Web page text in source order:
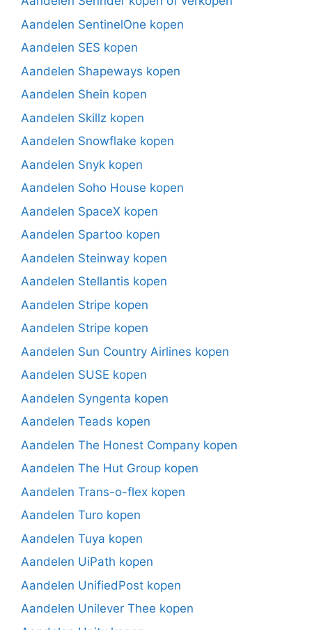
Aandelen SentinelOne kopen
Aandelen SES kopen
Aandelen Shapeways kopen
Aandelen Shein kopen
Aandelen Skillz kopen
Aandelen Snowflake kopen
Aandelen Snyk kopen
Aandelen Soho House kopen
Aandelen SpaceX kopen
Aandelen Spartoo kopen
Aandelen Steinway kopen
Aandelen Stellantis kopen
Aandelen Stripe kopen
Aandelen Stripe kopen
Aandelen Sun Country Airlines kopen
Aandelen SUSE kopen
Aandelen Syngenta kopen
Aandelen Teads kopen
Aandelen The Honest Company kopen
Aandelen The Hut Group kopen
Aandelen Trans-o-flex kopen
Aandelen Turo kopen
Aandelen Tuya kopen
Aandelen UiPath kopen
Aandelen UnifiedPost kopen
Aandelen Unilever Thee kopen